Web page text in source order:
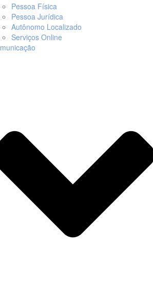
Pessoa Física
Pessoa Jurídica
Autônomo Localizado
Serviços Online